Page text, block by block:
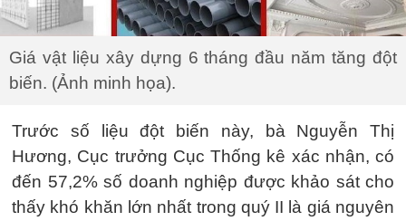
Giá vật liệu xây dựng 6 tháng đầu năm tăng đột
biến. (Ảnh minh họa).
Trước số liệu đột biến này, bà Nguyễn Thị
Hương, Cục trưởng Cục Thống kê xác nhận, có
đến 57,2% số doanh nghiệp được khảo sát cho
thấy khó khăn lớn nhất trong quý II là giá nguyên